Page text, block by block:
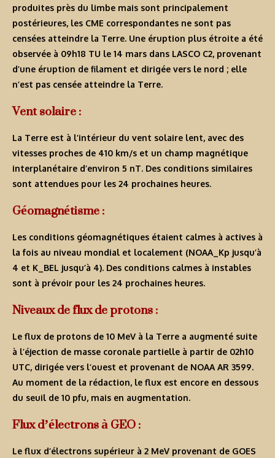
produites près du limbe mais sont principalement
postérieures, les CME correspondantes ne sont pas
censées atteindre la Terre. Une éruption plus étroite a été
observée à 09h18 TU le 14 mars dans LASCO C2, provenant
d’une éruption de filament et dirigée vers le nord ; elle
n’est pas censée atteindre la Terre.
Vent solaire :
La Terre est à l’intérieur du vent solaire lent, avec des
vitesses proches de 410 km/s et un champ magnétique
interplanétaire d’environ 5 nT. Des conditions similaires
sont attendues pour les 24 prochaines heures.
Géomagnétisme :
Les conditions géomagnétiques étaient calmes à actives à
la fois au niveau mondial et localement (NOAA_Kp jusqu’à
4 et K_BEL jusqu’à 4). Des conditions calmes à instables
sont à prévoir pour les 24 prochaines heures.
Niveaux de flux de protons :
Le flux de protons de 10 MeV à la Terre a augmenté suite
à l’éjection de masse coronale partielle à partir de 02h10
UTC, dirigée vers l’ouest et provenant de NOAA AR 3599.
Au moment de la rédaction, le flux est encore en dessous
du seuil de 10 pfu, mais en augmentation.
Flux d’électrons à GEO :
Le flux d’électrons supérieur à 2 MeV provenant de GOES